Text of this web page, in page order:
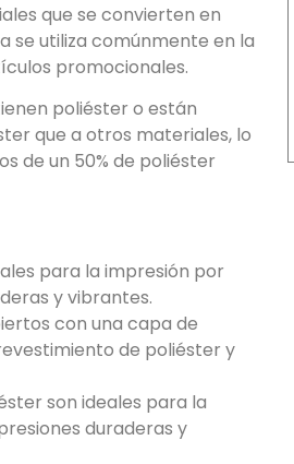
que se convierten en
se utiliza comúnmente en la
promocionales.
poliéster o están
que a otros materiales, lo
de un 50% de poliéster
para la impresión por
y vibrantes.
con una capa de
de poliéster y
son ideales para la
duraderas y